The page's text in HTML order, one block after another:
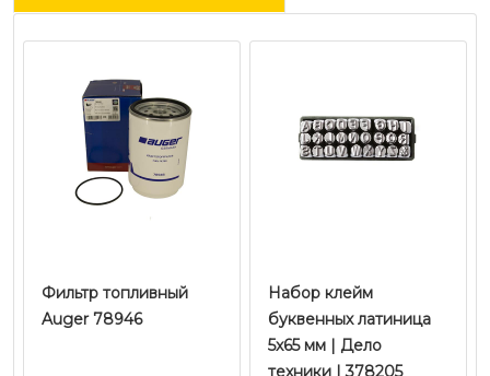
Фильтр топливный
Auger 78946
Набор клейм
буквенных латиница
5x65 мм | Дело
техники | 378205